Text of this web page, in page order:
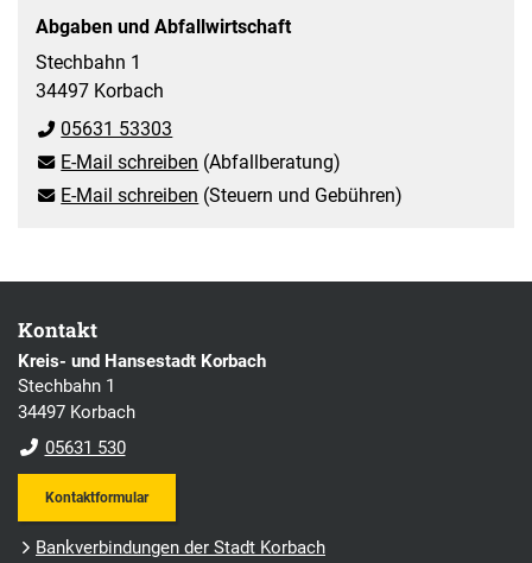
Abgaben und Abfallwirtschaft
Stechbahn 1
34497 Korbach
05631 53303
E-Mail schreiben (Abfallberatung)
E-Mail schreiben (Steuern und Gebühren)
Kontakt
Kreis- und Hansestadt Korbach
Stechbahn 1
34497 Korbach
05631 530
Kontaktformular
Bankverbindungen der Stadt Korbach